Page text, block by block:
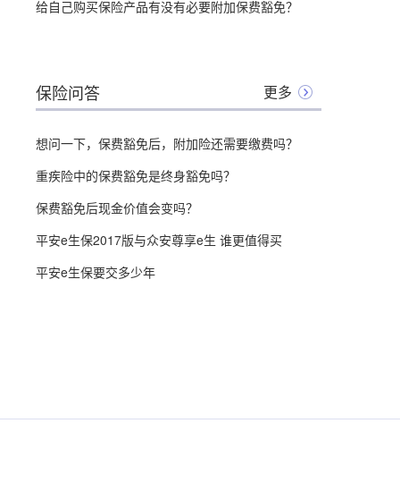
给自己购买保险产品有没有必要附加保费豁免？
保险问答 更多
想问一下，保费豁免后，附加险还需要缴费吗？
重疾险中的保费豁免是终身豁免吗？
保费豁免后现金价值会变吗？
平安e生保2017版与众安尊享e生 谁更值得买
平安e生保要交多少年